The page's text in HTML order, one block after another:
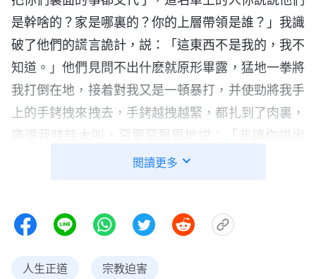
是幹啥的？家是哪裏的？你的上層帶領是誰？」我識
破了他們的謊言詭計，説：「這東西不是我的，我不
知道。」他們見問不出什麽就原形畢露，猛地一拳將
我打倒在地，接着對我又是一頓暴打，并使勁將我手
上的手銬拽來拽去，手銬越拽越緊，都扎到了肉裏，
痛得我哇哇大叫，惡警惡狠狠地説：「非讓你説出
來，就像擠牙膏一樣一點一點地讓你説！」最後，他
像斷了似的撕心裂肺地疼，讓我難以忍受。惡警一邊
不知道！」惡警暴跳如雷，怒吼着：「不説非打死
閲讀更多
人生正道 宗教迫害